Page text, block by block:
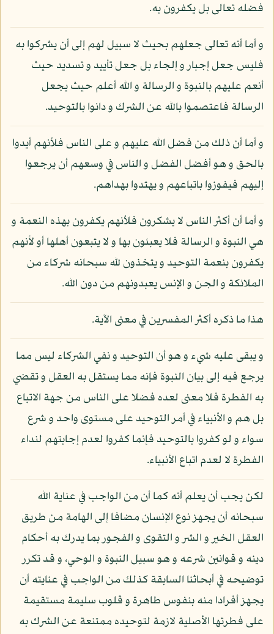
فضله تعالى بل يكفرون به.
و أما أنه تعالى جعلهم بحيث لا سبيل لهم إلى أن يشركوا به
فليس جعل إجبار و إلجاء بل جعل تأييد و تسديد حيث
أنعم عليهم بالنبوة و الرسالة و الله أعلم حيث يجعل
الرسالة فاعتصموا بالله عن الشرك و دانوا بالتوحيد.
و أما أن ذلك من فضل الله عليهم و على الناس فلأنهم أيدوا
بالحق و هو أفضل الفضل و الناس في وسعهم أن يرجعوا
إليهم فيفوزوا باتباعهم و يهتدوا بهداهم.
و أما أن أكثر الناس لا يشكرون فلأنهم يكفرون بهذه النعمة و
هي النبوة و الرسالة فلا يعبئون بها و لا يتبعون أهلها أو لأنهم
يكفرون بنعمة التوحيد و يتخذون لله سبحانه شركاء من
الملائكة و الجن و الإنس يعبدونهم من دون الله.
هذا ما ذكره أكثر المفسرين في معنى الآية.
و يبقى عليه شيء و هو أن التوحيد و نفي الشركاء ليس مما
يرجع فيه إلى بيان النبوة فإنه مما يستقل به العقل و تقضي
به الفطرة فلا معنى لعده فضلا على الناس من جهة الاتباع
بل هم و الأنبياء في أمر التوحيد على مستوى واحد و شرع
سواء و لو كفروا بالتوحيد فإنما كفروا لعدم إجابتهم لنداء
الفطرة لا لعدم اتباع الأنبياء.
لكن يجب أن يعلم أنه كما أن من الواجب في عناية الله
سبحانه أن يجهز نوع الإنسان مضافا إلى الهامة من طريق
العقل الخير و الشر و التقوى و الفجور بما يدرك به أحكام
دينه و قوانين شرعه و هو سبيل النبوة و الوحي، و قد تكرر
توضيحه في أبحاثنا السابقة كذلك من الواجب في عنايته أن
يجهز أفرادا منه بنفوس طاهرة و قلوب سليمة مستقيمة
على فطرتها الأصلية لازمة لتوحيده ممتنعة عن الشرك به